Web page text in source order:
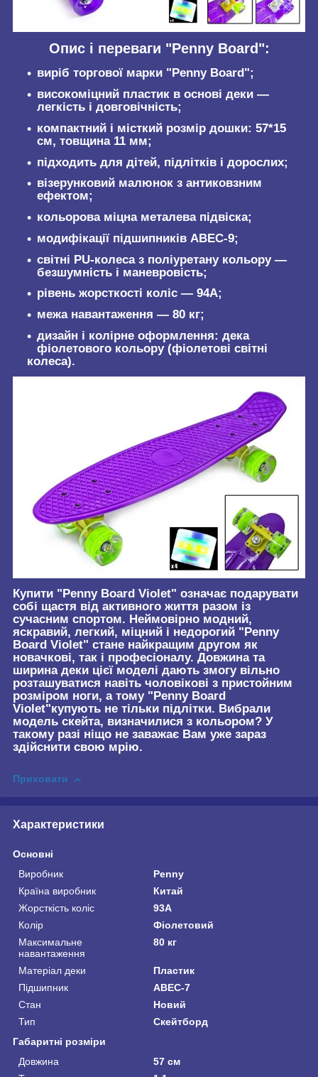
Опис і переваги "Penny Board":
виріб торгової марки "Penny Board";
високоміцний пластик в основі деки —
легкість і довговічність;
компактний і місткий розмір дошки: 57*15
см, товщина 11 мм;
підходить для дітей, підлітків і дорослих;
візерунковий малюнок з антиковзним
ефектом;
кольорова міцна металева підвіска;
модифікації підшипників ABEC-9;
світні PU-колеса з поліуретану кольору —
безшумність і маневровість;
рівень жорсткості коліс — 94А;
межа навантаження — 80 кг;
дизайн і колірне оформлення: дека
фіолетового кольору (фіолетові світні
колеса).
Купити "Penny Board Violet" означає подарувати
собі щастя від активного життя разом із
сучасним спортом. Неймовірно модний,
яскравий, легкий, міцний і недорогий "Penny
Board Violet" стане найкращим другом як
новачкові, так і професіоналу. Довжина та
ширина деки цієї моделі дають змогу вільно
розташуватися навіть чоловікові з пристойним
розміром ноги, а тому "Penny Board
Violet"купують не тільки підлітки. Вибрали
модель скейта, визначилися з кольором? У
такому разі ніщо не заважає Вам уже зараз
здійснити свою мрію.
Приховати
Характеристики
Основні
Виробник
Penny
Країна виробник
Китай
Жорсткість коліс
93А
Колір
Фіолетовий
Максимальне
навантаження
80 кг
Матеріал деки
Пластик
Підшипник
ABEC-7
Стан
Новий
Тип
Скейтборд
Габаритні розміри
Довжина
57 см